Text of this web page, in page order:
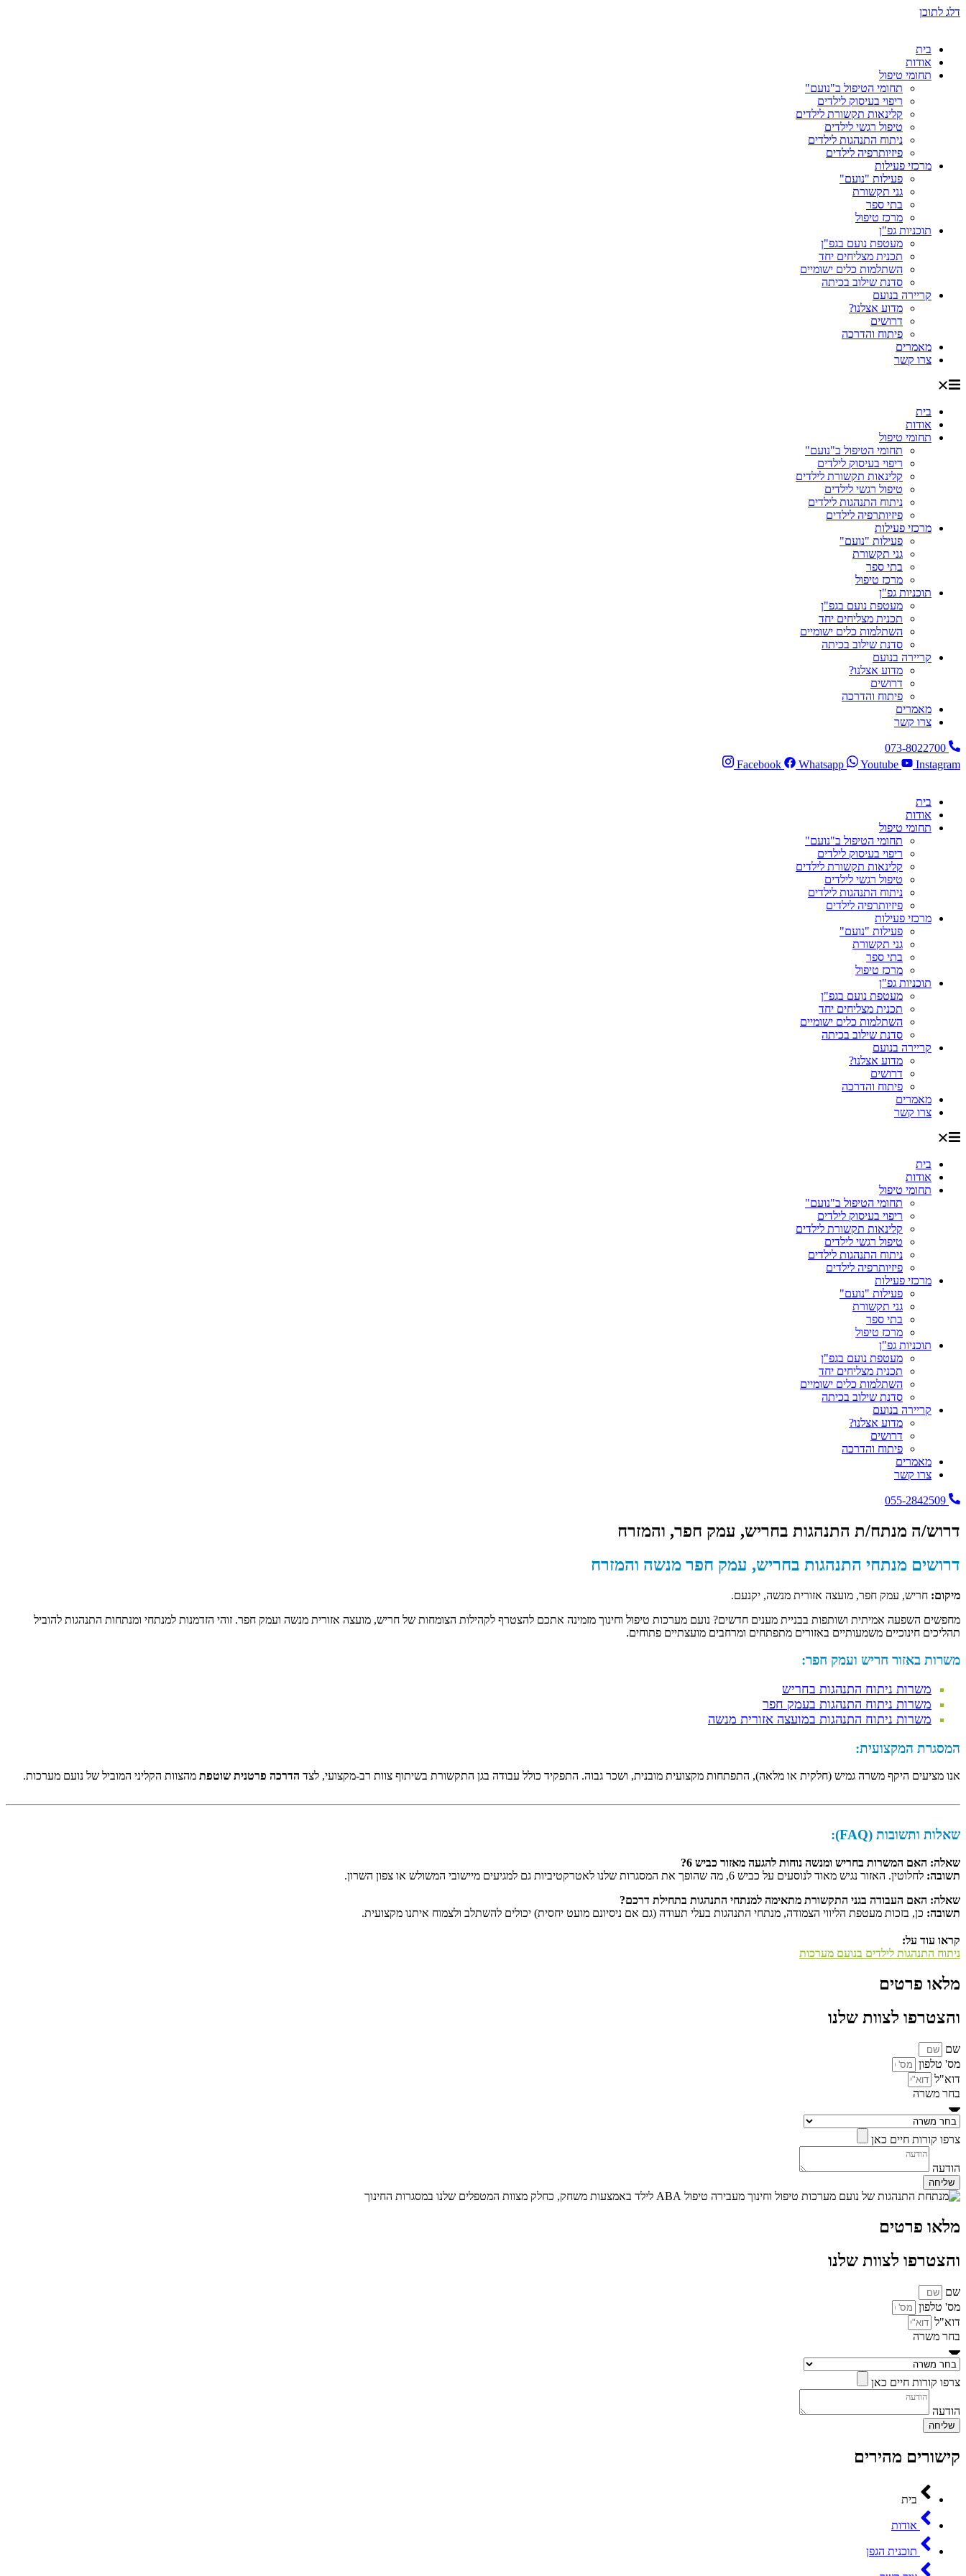
דלג לתוכן
בית
אודות
תחומי טיפול
תחומי הטיפול ב"נועם"
ריפוי בעיסוק לילדים
קלינאות תקשורת לילדים
טיפול רגשי לילדים
ניתוח התנהגות לילדים
פיזיותרפיה לילדים
מרכזי פעילות
פעילות "נועם"
גני תקשורת
בתי ספר
מרכז טיפול
תוכניות גפ"ן
מעטפת נועם בגפ"ן
תכנית מצליחים יחד
השתלמות כלים ישומיים
סדנת שילוב בכיתה
קריירה בנועם
מדוע אצלנו?
דרושים
פיתוח והדרכה
מאמרים
צרו קשר
בית
אודות
תחומי טיפול
תחומי הטיפול ב"נועם"
ריפוי בעיסוק לילדים
קלינאות תקשורת לילדים
טיפול רגשי לילדים
ניתוח התנהגות לילדים
פיזיותרפיה לילדים
מרכזי פעילות
פעילות "נועם"
גני תקשורת
בתי ספר
מרכז טיפול
תוכניות גפ"ן
מעטפת נועם בגפ"ן
תכנית מצליחים יחד
השתלמות כלים ישומיים
סדנת שילוב בכיתה
קריירה בנועם
מדוע אצלנו?
דרושים
פיתוח והדרכה
מאמרים
צרו קשר
073-8022700
Facebook
Whatsapp Youtube Instagram
בית
אודות
תחומי טיפול
תחומי הטיפול ב"נועם"
ריפוי בעיסוק לילדים
קלינאות תקשורת לילדים
טיפול רגשי לילדים
ניתוח התנהגות לילדים
פיזיותרפיה לילדים
מרכזי פעילות
פעילות "נועם"
גני תקשורת
בתי ספר
מרכז טיפול
תוכניות גפ"ן
מעטפת נועם בגפ"ן
תכנית מצליחים יחד
השתלמות כלים ישומיים
סדנת שילוב בכיתה
קריירה בנועם
מדוע אצלנו?
דרושים
פיתוח והדרכה
מאמרים
צרו קשר
בית
אודות
תחומי טיפול
תחומי הטיפול ב"נועם"
ריפוי בעיסוק לילדים
קלינאות תקשורת לילדים
טיפול רגשי לילדים
ניתוח התנהגות לילדים
פיזיותרפיה לילדים
מרכזי פעילות
פעילות "נועם"
גני תקשורת
בתי ספר
מרכז טיפול
תוכניות גפ"ן
מעטפת נועם בגפ"ן
תכנית מצליחים יחד
השתלמות כלים ישומיים
סדנת שילוב בכיתה
קריירה בנועם
מדוע אצלנו?
דרושים
פיתוח והדרכה
מאמרים
צרו קשר
055-2842509
דרוש/ה מנתח/ת התנהגות בחריש, עמק חפר, והמזרח
דרושים מנתחי התנהגות בחריש, עמק חפר מנשה והמזרח
מיקום: חריש, עמק חפר, מועצה אזורית מנשה, יקנעם.
מחפשים השפעה אמיתית ושותפות בבניית מענים חדשים? נועם מערכות טיפול וחינוך מזמינה אתכם להצטרף לקהילות הצומחות של חריש, מועצה אזורית מנשה ועמק חפר. זוהי הזדמנות למנתחי ומנתחות התנהגות להוביל
תהליכים חינוכיים משמעותיים באזורים מתפתחים ומרחבים מועצתיים פתוחים.
משרות באזור חריש ועמק חפר:
משרות ניתוח התנהגות בחריש
משרות ניתוח התנהגות בעמק חפר
משרות ניתוח התנהגות במועצה אזורית מנשה
המסגרת המקצועית:
אנו מציעים היקף משרה גמיש (חלקית או מלאה), התפתחות מקצועית מובנית, ושכר גבוה. התפקיד כולל עבודה בגן התקשורת בשיתוף צוות רב-מקצועי, לצד הדרכה פרטנית שוטפת מהצוות הקליני המוביל של נועם מערכות.
שאלות ותשובות (FAQ):
שאלה: האם המשרות בחריש ומנשה נוחות להגעה מאזור כביש 6?
תשובה: לחלוטין. האזור נגיש מאוד לנוסעים על כביש 6, מה שהופך את המסגרות שלנו לאטרקטיביות גם למגיעים מיישובי המשולש או צפון השרון.
שאלה: האם העבודה בגני התקשורת מתאימה למנתחי התנהגות בתחילת דרכם?
תשובה: כן, בזכות מעטפת הליווי הצמודה, מנתחי התנהגות בעלי תעודה (גם אם ניסיונם מועט יחסית) יכולים להשתלב ולצמוח איתנו מקצועית.
קראו עוד על:
ניתוח התנהגות לילדים בנועם מערכות
מלאו פרטים
והצטרפו לצוות שלנו
שם
מס' טלפון
דוא"ל
בחר משרה
צרפו קורות חיים כאן
הודעה
שליחה
מלאו פרטים
והצטרפו לצוות שלנו
שם
מס' טלפון
דוא"ל
בחר משרה
צרפו קורות חיים כאן
הודעה
שליחה
קישורים מהירים
בית
אודות
תוכנית הגפן